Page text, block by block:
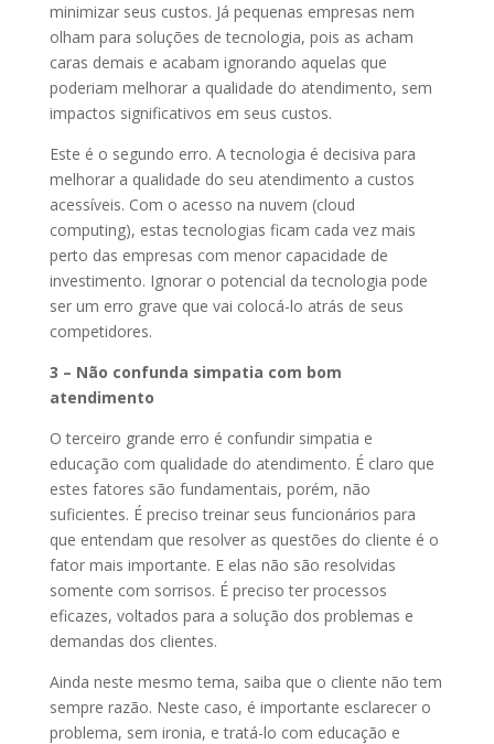
minimizar seus custos. Já pequenas empresas nem
olham para soluções de tecnologia, pois as acham
caras demais e acabam ignorando aquelas que
poderiam melhorar a qualidade do atendimento, sem
impactos significativos em seus custos.
Este é o segundo erro. A tecnologia é decisiva para
melhorar a qualidade do seu atendimento a custos
acessíveis. Com o acesso na nuvem (cloud
computing), estas tecnologias ficam cada vez mais
perto das empresas com menor capacidade de
investimento. Ignorar o potencial da tecnologia pode
ser um erro grave que vai colocá-lo atrás de seus
competidores.
3 – Não confunda simpatia com bom
atendimento
O terceiro grande erro é confundir simpatia e
educação com qualidade do atendimento. É claro que
estes fatores são fundamentais, porém, não
suficientes. É preciso treinar seus funcionários para
que entendam que resolver as questões do cliente é o
fator mais importante. E elas não são resolvidas
somente com sorrisos. É preciso ter processos
eficazes, voltados para a solução dos problemas e
demandas dos clientes.
Ainda neste mesmo tema, saiba que o cliente não tem
sempre razão. Neste caso, é importante esclarecer o
problema, sem ironia, e tratá-lo com educação e